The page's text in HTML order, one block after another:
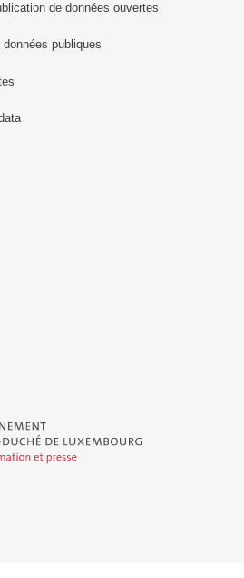
de données ouvertes
publiques
Duché de Luxembourg - Service